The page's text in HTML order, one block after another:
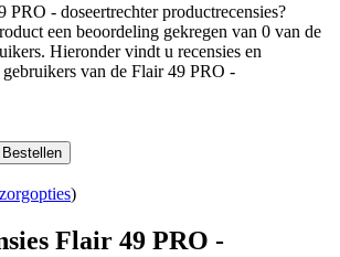
PRO - doseertrechter productrecensies?
een beoordeling gekregen van 0 van de
Hieronder vindt u recensies en
van de Flair 49 PRO -
Bestellen
)
Flair 49 PRO -